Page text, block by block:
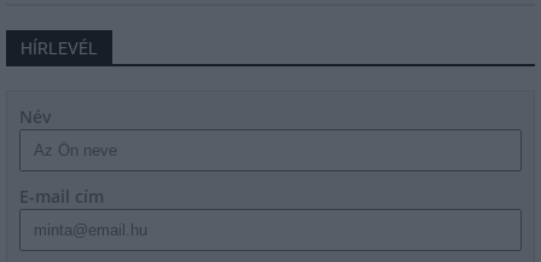
HÍRLEVÉL
Név
E-mail cím